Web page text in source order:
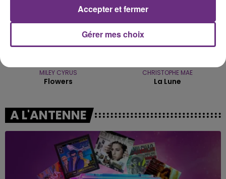
MILEY CYRUS
Flowers
CHRISTOPHE MAE
La Lune
A L'ANTENNE
Gérer mes choix
Accepter et fermer